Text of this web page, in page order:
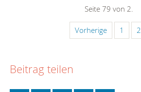
Seite 79 von 2.
Vorherige 1 2
Beitrag teilen